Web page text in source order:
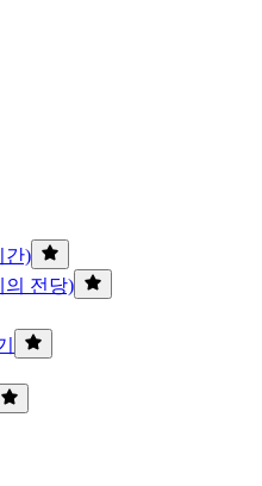
간)
의 전당)